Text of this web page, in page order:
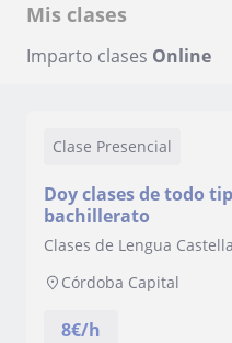
Mis clases
Imparto clases Online
Clase Presencial
Doy clases de todo
bachillerato
Clases de Lengua
Córdoba Capital
8€/h